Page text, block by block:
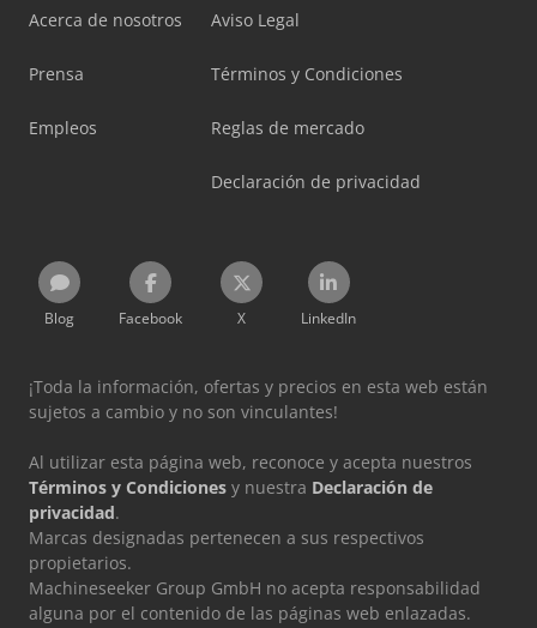
Acerca de nosotros
Prensa
Empleos
Aviso Legal
Términos y Condiciones
Reglas de mercado
Declaración de privacidad
Blog Facebook X LinkedIn
¡Toda la información, ofertas y precios en esta web están
sujetos a cambio y no son vinculantes!
Al utilizar esta página web, reconoce y acepta nuestros
Términos y Condiciones y nuestra Declaración de
privacidad.
Marcas designadas pertenecen a sus respectivos
propietarios.
Machineseeker Group GmbH no acepta responsabilidad
alguna por el contenido de las páginas web enlazadas.